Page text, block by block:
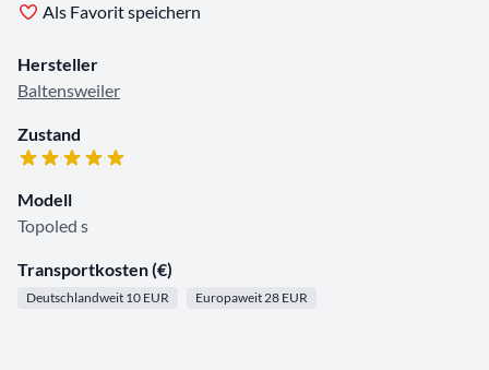
Als Favorit speichern
Hersteller
Baltensweiler
Zustand
Modell
Topoled s
Transportkosten (€)
Deutschlandweit 10 EUR Europaweit 28 EUR